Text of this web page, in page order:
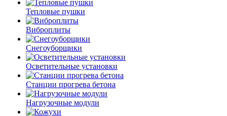
Тепловые пушки
Виброплиты
Снегоуборщики
Осветительные установки
Станции прогрева бетона
Нагрузочные модули